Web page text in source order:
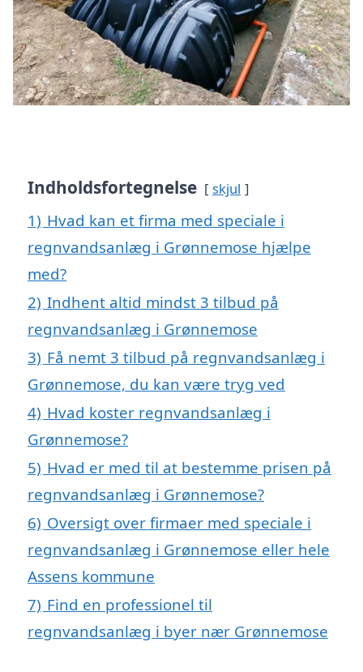
Indholdsfortegnelse skjul
1) Hvad kan et firma med speciale i
regnvandsanlæg i Grønnemose hjælpe
med?
2) Indhent altid mindst 3 tilbud på
regnvandsanlæg i Grønnemose
3) Få nemt 3 tilbud på regnvandsanlæg i
Grønnemose, du kan være tryg ved
4) Hvad koster regnvandsanlæg i
Grønnemose?
5) Hvad er med til at bestemme prisen på
regnvandsanlæg i Grønnemose?
6) Oversigt over firmaer med speciale i
regnvandsanlæg i Grønnemose eller hele
Assens kommune
7) Find en professionel til
regnvandsanlæg i byer nær Grønnemose